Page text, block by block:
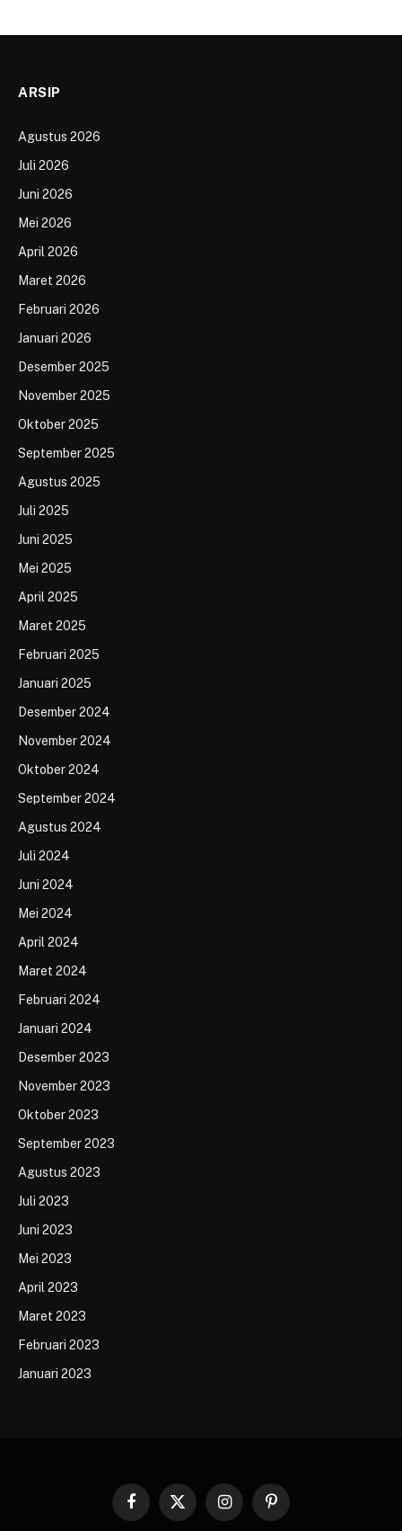
ARSIP
Agustus 2026
Juli 2026
Juni 2026
Mei 2026
April 2026
Maret 2026
Februari 2026
Januari 2026
Desember 2025
November 2025
Oktober 2025
September 2025
Agustus 2025
Juli 2025
Juni 2025
Mei 2025
April 2025
Maret 2025
Februari 2025
Januari 2025
Desember 2024
November 2024
Oktober 2024
September 2024
Agustus 2024
Juli 2024
Juni 2024
Mei 2024
April 2024
Maret 2024
Februari 2024
Januari 2024
Desember 2023
November 2023
Oktober 2023
September 2023
Agustus 2023
Juli 2023
Juni 2023
Mei 2023
April 2023
Maret 2023
Februari 2023
Januari 2023
Facebook
X
InstagramPinterest